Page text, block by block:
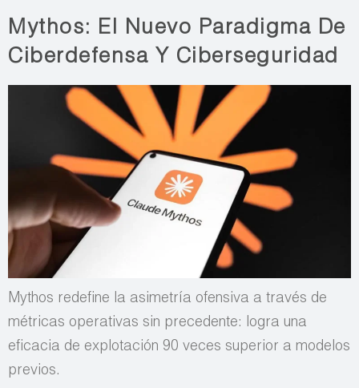
Mythos: El Nuevo Paradigma De
Ciberdefensa Y Ciberseguridad
Mythos redefine la asimetría ofensiva a través de
métricas operativas sin precedente: logra una
eficacia de explotación 90 veces superior a modelos
previos.